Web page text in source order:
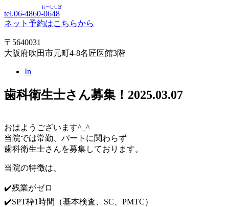
tel.06-4860-0648
おーむしば
ネット予約はこちらから
〒5640031
大阪府吹田市元町4-8名匠医館3階
In
歯科衛生士さん募集！ 2025.03.07
おはようございます^_^
当院では常勤、パートに関わらず
歯科衛生士さんを募集しております。
当院の特徴は、
✔️残業がゼロ
✔️SPT枠1時間（基本検査、SC、PMTC）